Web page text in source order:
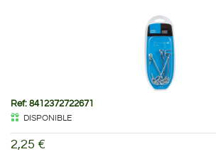
Ref: 8412372722671
DISPONIBLE
2,25 €